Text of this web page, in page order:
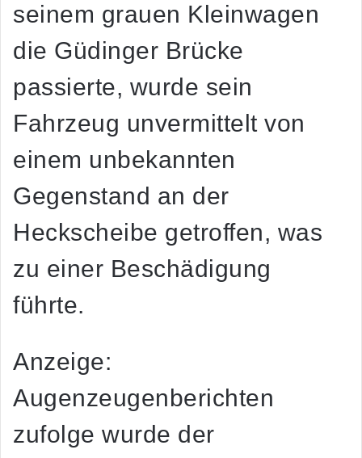
seinem grauen Kleinwagen
die Güdinger Brücke
passierte, wurde sein
Fahrzeug unvermittelt von
einem unbekannten
Gegenstand an der
Heckscheibe getroffen, was
zu einer Beschädigung
führte.
Anzeige:
Augenzeugenberichten
zufolge wurde der